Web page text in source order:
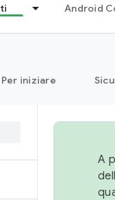
Android
Per iniziare
A